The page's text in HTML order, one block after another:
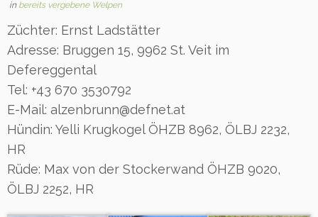
in bereits vergebene Welpen
Züchter: Ernst Ladstätter
Adresse: Bruggen 15, 9962 St. Veit im
Defereggental
Tel: +43 670 3530792
E-Mail: alzenbrunn@defnet.at
Hündin: Yelli Krugkogel ÖHZB 8962, ÖLBJ 2232,
HR
Rüde: Max von der Stockerwand ÖHZB 9020,
ÖLBJ 2252, HR